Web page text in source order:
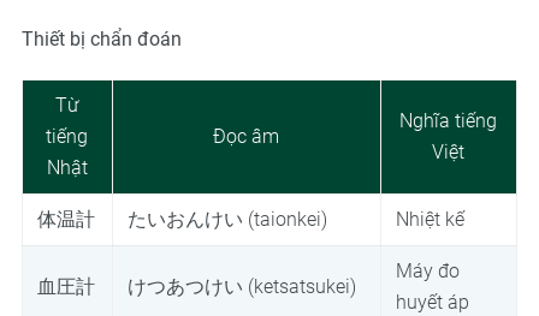
Thiết bị chẩn đoán
Từ
tiếng
Nhật
Đọc âm
Nghĩa tiếng
Việt
体温計 たいおんけい (taionkei) Nhiệt kế
血圧計 けつあつけい (ketsatsukei)
Máy đo
huyết áp